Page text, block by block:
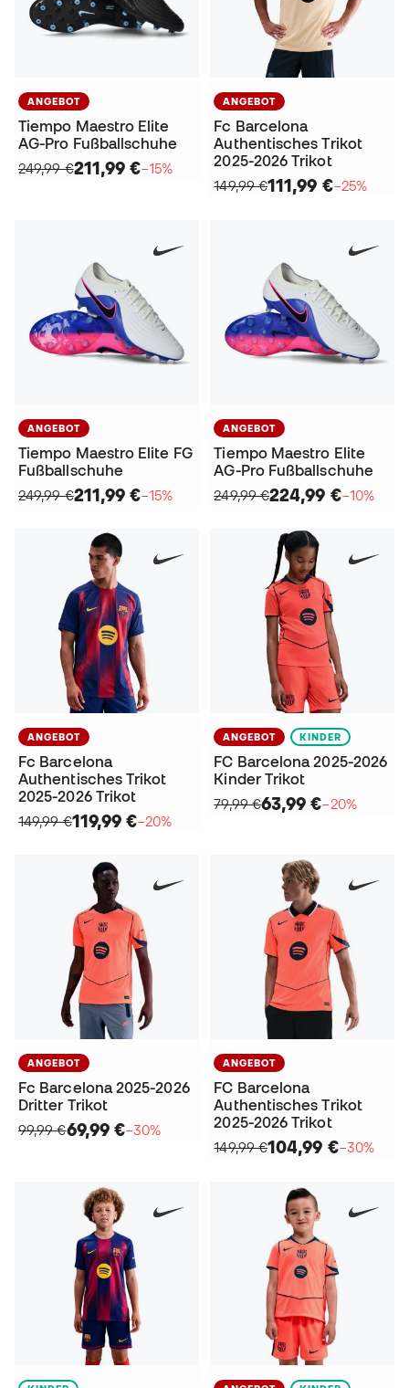
ANGEBOT
Tiempo Maestro Elite
AG-Pro Fußballschuhe
249,99 €211,99 €−15%
ANGEBOT
Fc Barcelona
Authentisches Trikot
2025-2026 Trikot
149,99 €111,99 €−25%
ANGEBOT
Tiempo Maestro Elite FG
Fußballschuhe
249,99 €211,99 €−15%
ANGEBOT
Tiempo Maestro Elite
AG-Pro Fußballschuhe
249,99 €224,99 €−10%
ANGEBOT
Fc Barcelona
Authentisches Trikot
2025-2026 Trikot
149,99 €119,99 €−20%
ANGEBOT KINDER
FC Barcelona 2025-2026
Kinder Trikot
79,99 €63,99 €−20%
ANGEBOT
Fc Barcelona 2025-2026
Dritter Trikot
99,99 €69,99 €−30%
ANGEBOT
FC Barcelona
Authentisches Trikot
2025-2026 Trikot
149,99 €104,99 €−30%